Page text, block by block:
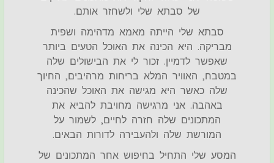
של סבתא שלי ולשחזר אותם.
סבתא שלי הייתה מאמא מדהימה ושפית
מבריקה. היא הכינה את האוכל הטעים ביותר
שאפשר לדמיין. זכור לי את הבישולים שלה
במטבח, האוויר המלא בריחות מרהיבים, החיוך
שלה כאשר היא מגישה את האוכל שהכינה
באהבה. אני מרגישה מחויבת להביא את
המתכונים שלה חזרה לחיים, לשמור על
המורשת שלה ולהעבירה לדורות הבאים.
המסע שלי התחיל בחיפוש אחר המתכונים של